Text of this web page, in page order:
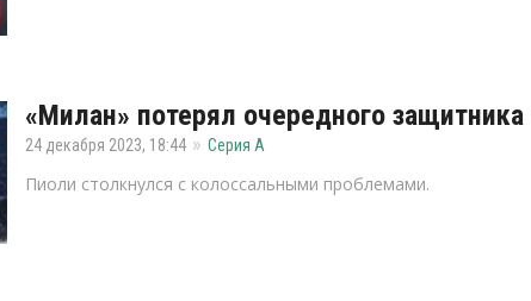
«Милан» потерял очередного защитника
24 декабря 2023, 18:44 Серия А
Пиоли столкнулся с колоссальными проблемами.